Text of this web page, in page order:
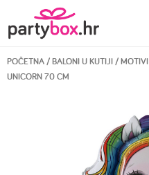
POČETNA/BALONI U KUTIJI/MOTIVI
UNICORN 70 CM